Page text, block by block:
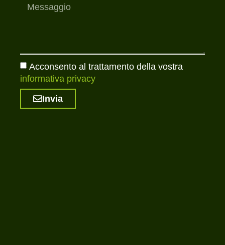
Acconsento al trattamento della vostra
informativa privacy
Invia